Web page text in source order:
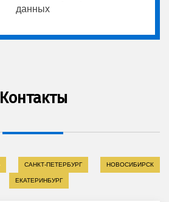
данных
Контакты
САНКТ-ПЕТЕРБУРГ НОВОСИБИРСК
ЕКАТЕРИНБУРГ